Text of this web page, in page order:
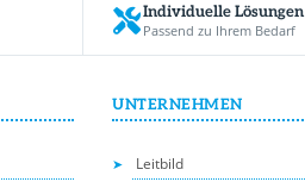
Individuelle Lösungen
Passend zu Ihrem Bedarf
UNTERNEHMEN
Leitbild